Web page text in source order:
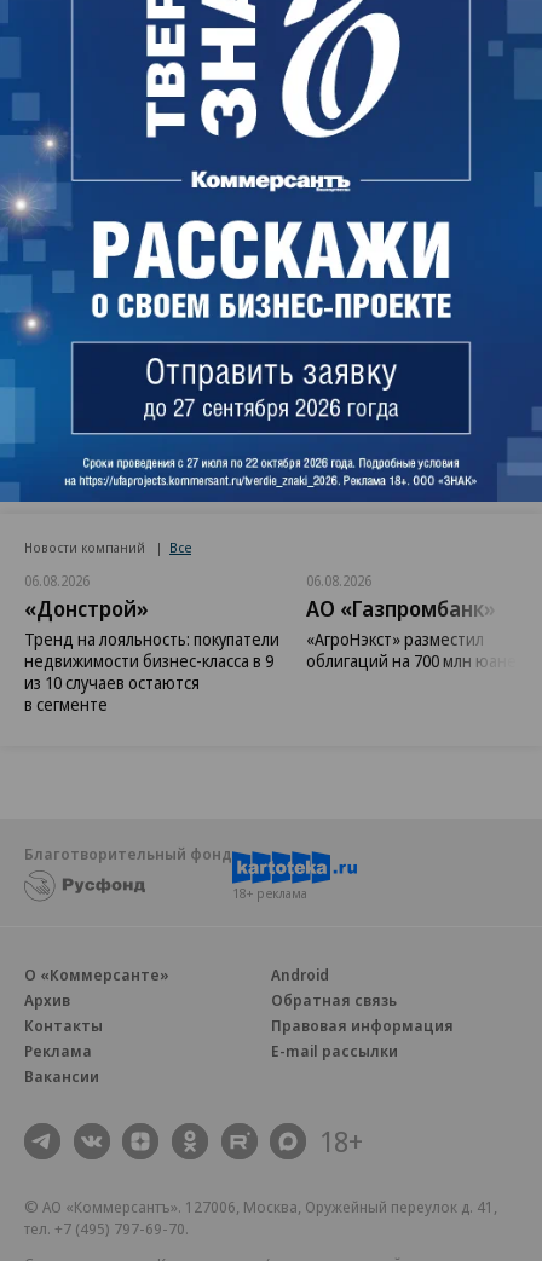
Венера Хисамова
Читайте нас в
Читайте нас вMAX и вТелеграме
Новости компаний Все
06.08.2026
«Донстрой»
Тренд на лояльность: покупатели
недвижимости бизнес-класса в 9
из 10 случаев остаются
в сегменте
06.08.2026
АО «Газпромбанк»
«АгроНэкст» разместил
облигаций на 700 млн юаней
Благотворительный фонд
18+ реклама
О «Коммерсанте»
Архив
Контакты
Реклама
Вакансии
Android
Обратная связь
Правовая информация
E-mail рассылки
18+
© АО «Коммерсантъ». 127006, Москва, Оружейный переулок д. 41,
тел. +7 (495) 797-69-70.